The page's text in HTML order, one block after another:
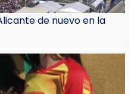
de nuevo en la